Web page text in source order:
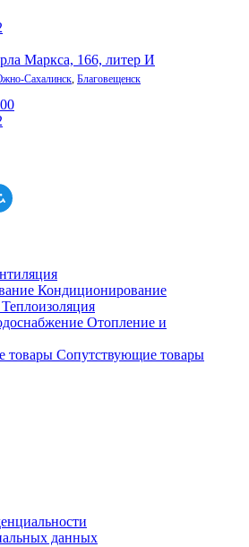
Маркса, 166, литер И
Сахалинск, Благовещенск
Кондиционирование
Теплоизоляция
Отопление и
Сопутствующие товары
данных